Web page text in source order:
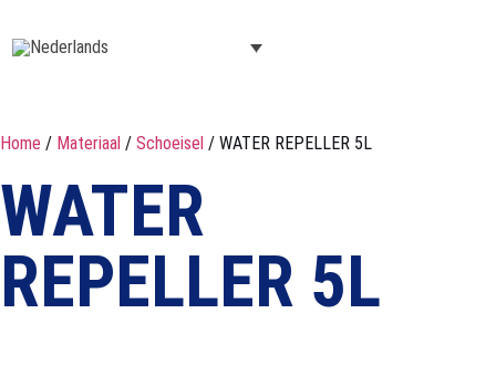
Home / Materiaal / Schoeisel / WATER REPELLER 5L
WATER
REPELLER 5L